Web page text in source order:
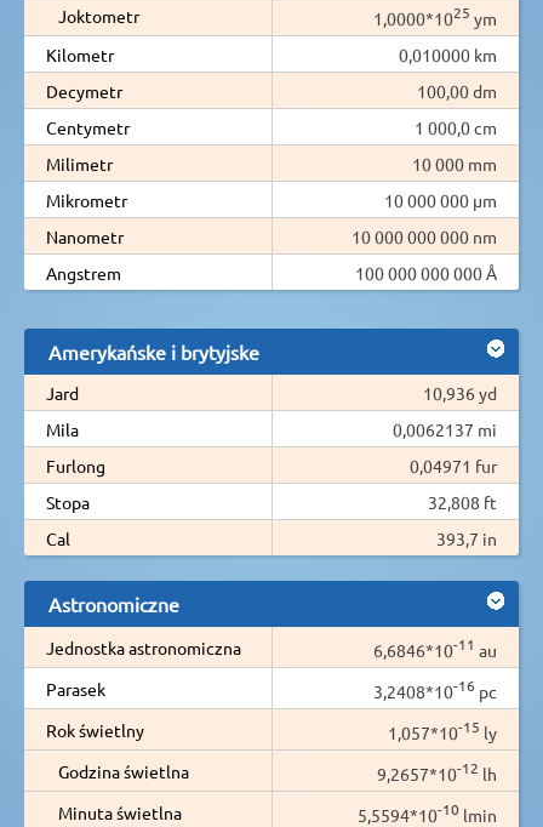
Joktometr
1,0000*1025 ym
Kilometr
0,010000 km
Decymetr
100,00 dm
Centymetr
1 000,0 cm
Milimetr
10 000 mm
Mikrometr
10 000 000 µm
Nanometr
10 000 000 000 nm
Angstrem
100 000 000 000 Å
Amerykańske i brytyjske
Jard
10,936 yd
Mila
0,0062137 mi
Furlong
0,04971 fur
Stopa
32,808 ft
Cal
393,7 in
Astronomiczne
Jednostka astronomiczna 6,6846*10-11 au
Parasek
3,2408*10-16 pc
Rok świetlny
1,057*10-15 ly
Godzina świetlna
9,2657*10-12 lh
Minuta świetlna
5,5594*10-10 lmin